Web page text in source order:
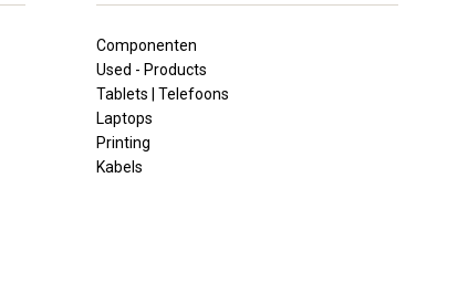
Componenten
Used - Products
Tablets | Telefoons
Laptops
Printing
Kabels